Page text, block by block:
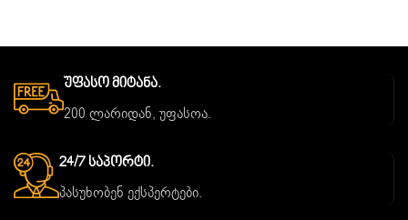
Უფასო Მიტანა.
200 ლარიდან, უფასოა.
24/7 Საპორტი.
პასუხობენ ექსპერტები.